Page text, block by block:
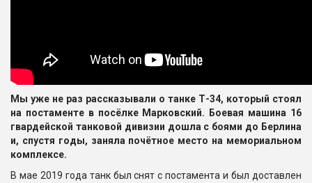
Мы уже не раз рассказывали о танке Т-34, который стоял
на постаменте в посёлке Марковский. Боевая машина 16
гвардейской танковой дивизии дошла с боями до Берлина
и, спустя годы, заняла почётное место на мемориальном
комплексе.
В мае 2019 года танк был снят с постамента и был доставлен